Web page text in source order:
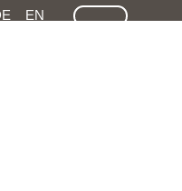
SPRACHESPRACHEN
EN SUCHE